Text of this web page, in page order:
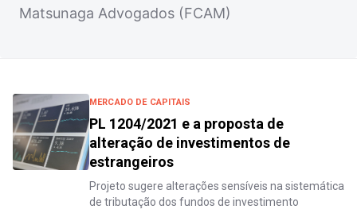
Matsunaga Advogados (FCAM)
MERCADO DE CAPITAIS
PL 1204/2021 e a proposta de
alteração de investimentos de
estrangeiros
Projeto sugere alterações sensíveis na sistemática
de tributação dos fundos de investimento